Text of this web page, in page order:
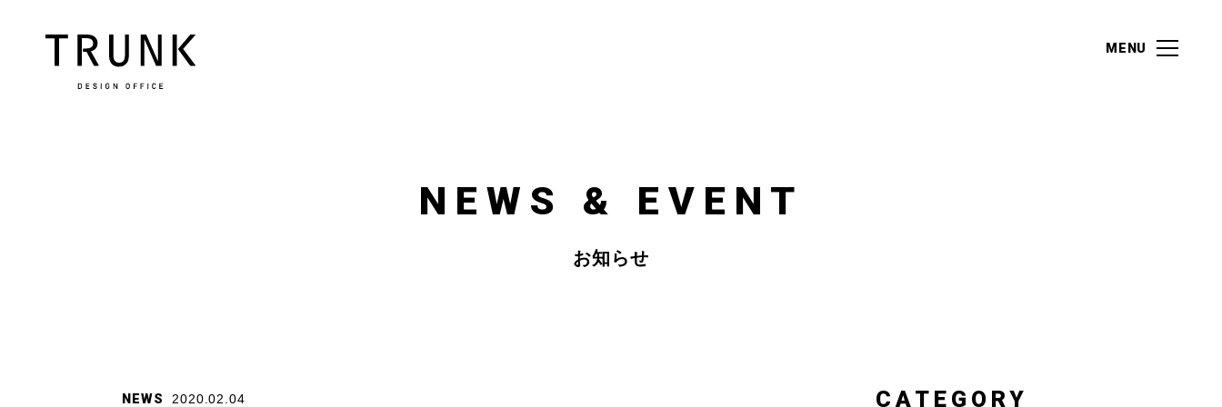
MENU
MENU
NEWS & EVENT
お知らせ
NEWS 2020.02.04 CATEGORY